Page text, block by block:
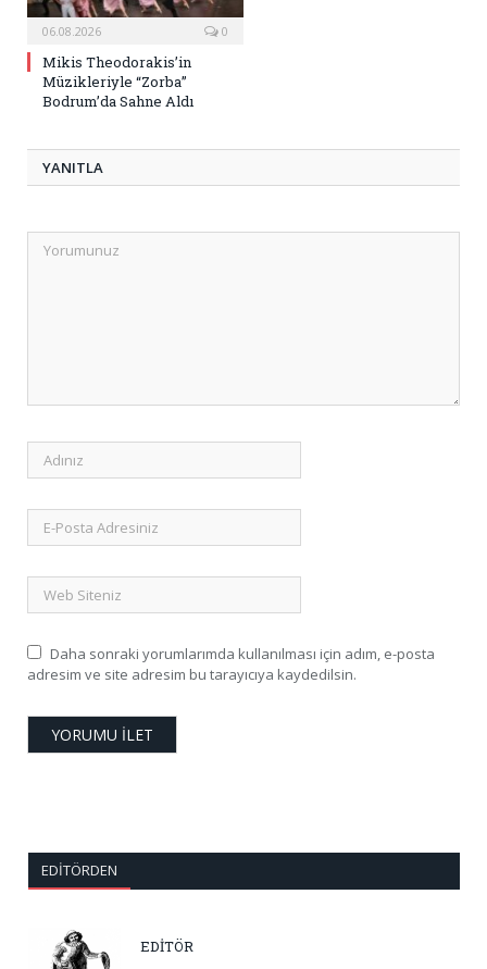
06.08.2026 0
Mikis Theodorakis’in
Müzikleriyle “Zorba”
Bodrum’da Sahne Aldı
YANITLA
Daha sonraki yorumlarımda kullanılması için adım, e-posta
adresim ve site adresim bu tarayıcıya kaydedilsin.
EDITÖRDEN
EDİTÖR